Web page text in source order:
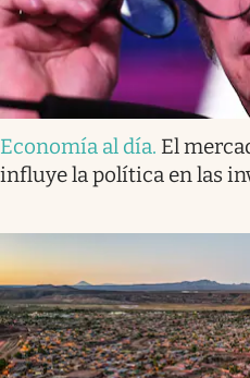
Economía al día. El
influye la política en las